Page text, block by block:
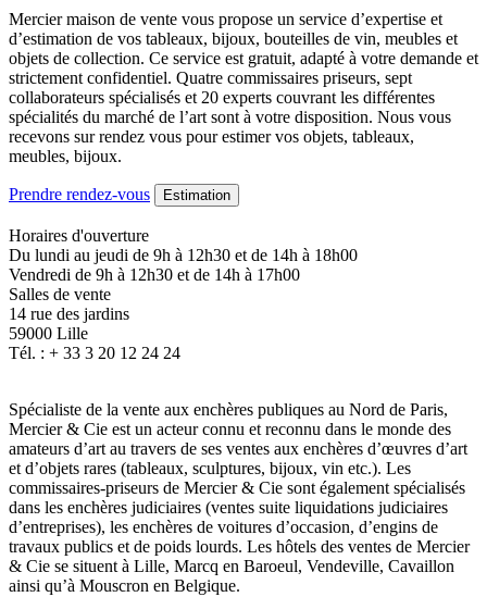
Mercier maison de vente vous propose un service d’expertise et
d’estimation de vos tableaux, bijoux, bouteilles de vin, meubles et
objets de collection. Ce service est gratuit, adapté à votre demande et
strictement confidentiel. Quatre commissaires priseurs, sept
collaborateurs spécialisés et 20 experts couvrant les différentes
spécialités du marché de l’art sont à votre disposition. Nous vous
recevons sur rendez vous pour estimer vos objets, tableaux,
meubles, bijoux.
Prendre rendez-vous Estimation
Horaires d'ouverture
Du lundi au jeudi de 9h à 12h30 et de 14h à 18h00
Vendredi de 9h à 12h30 et de 14h à 17h00
Salles de vente
14 rue des jardins
59000 Lille
Tél. : + 33 3 20 12 24 24
Spécialiste de la vente aux enchères publiques au Nord de Paris,
Mercier & Cie est un acteur connu et reconnu dans le monde des
amateurs d’art au travers de ses ventes aux enchères d’œuvres d’art
et d’objets rares (tableaux, sculptures, bijoux, vin etc.). Les
commissaires-priseurs de Mercier & Cie sont également spécialisés
dans les enchères judiciaires (ventes suite liquidations judiciaires
d’entreprises), les enchères de voitures d’occasion, d’engins de
travaux publics et de poids lourds. Les hôtels des ventes de Mercier
& Cie se situent à Lille, Marcq en Baroeul, Vendeville, Cavaillon
ainsi qu’à Mouscron en Belgique.